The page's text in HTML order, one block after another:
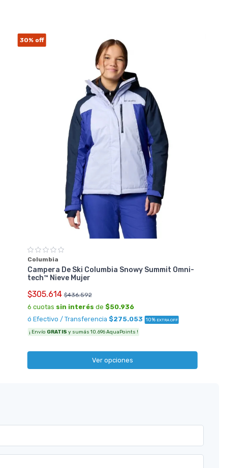
30% off
Columbia
Campera De Ski Columbia Snowy Summit Omni-
tech™ Nieve Mujer
$305.614 $436.592
6 cuotas sin interés de $50.936
ó Efectivo / Transferencia $275.053 10% EXTRA OFF
¡ Envío GRATIS y sumás 10.696 AquaPoints !
Ver opciones